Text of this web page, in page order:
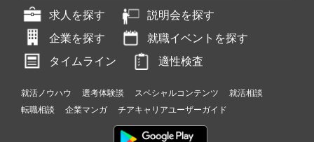
ベ
ン
長
企
業
求人を探す
説明会を探す
企業を探す
就職イベントを探す
タイムライン
適性検査
就活ノウハウ 選考体験談 スペシャルコンテンツ
就活相談
転職相談
企業マンガ チアキャリアユーザーガイド